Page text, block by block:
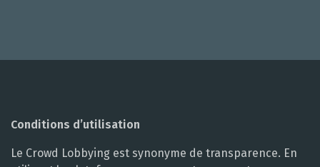
Conditions d’utilisation
Le Crowd Lobbying est synonyme de transparence. En